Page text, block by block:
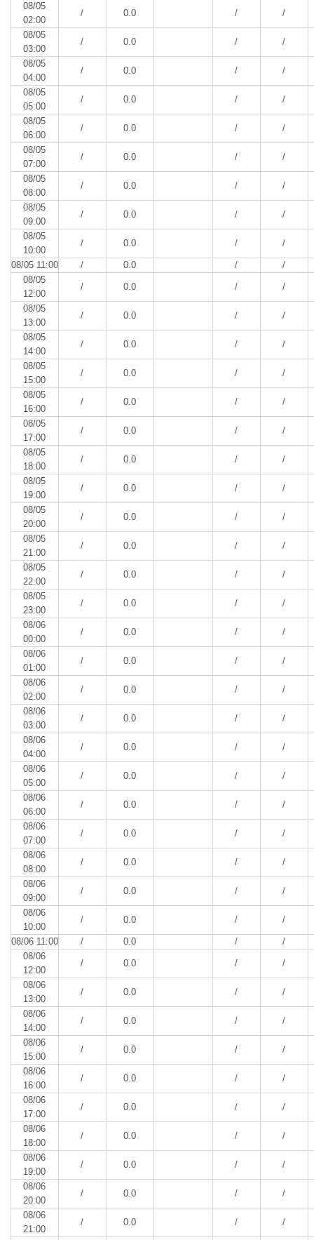
08/05
02:00
/ 0.0 / /
08/05
03:00
/ 0.0 / /
08/05
04:00
/ 0.0 / /
08/05
05:00
/ 0.0 / /
08/05
06:00
/ 0.0 / /
08/05
07:00
/ 0.0 / /
08/05
08:00
/ 0.0 / /
08/05
09:00
/ 0.0 / /
08/05
10:00
/ 0.0 / /
08/05 11:00 / 0.0 /
/
08/05
12:00
/ 0.0 / /
08/05
13:00
/ 0.0 / /
08/05
14:00
/ 0.0 / /
08/05
15:00
/ 0.0 / /
08/05
16:00
/ 0.0 / /
08/05
17:00
/ 0.0 / /
08/05
18:00
/ 0.0 / /
08/05
19:00
/ 0.0 / /
08/05
20:00
/ 0.0 / /
08/05
21:00
/ 0.0 / /
08/05
22:00
/ 0.0 / /
08/05
23:00
/ 0.0 / /
08/06
00:00
/ 0.0 / /
08/06
01:00
/ 0.0 / /
08/06
02:00
/ 0.0 / /
08/06
03:00
/ 0.0 / /
08/06
04:00
/ 0.0 / /
08/06
05:00
/ 0.0 / /
08/06
06:00
/ 0.0 / /
08/06
07:00
/ 0.0 / /
08/06
08:00
/ 0.0 / /
08/06
09:00
/ 0.0 / /
08/06
10:00
/ 0.0 / /
08/06 11:00 / 0.0 /
/
08/06
12:00
/ 0.0 / /
08/06
13:00
/ 0.0 / /
08/06
14:00
/ 0.0 / /
08/06
15:00
/ 0.0 / /
08/06
16:00
/ 0.0 / /
08/06
17:00
/ 0.0 / /
08/06
18:00
/ 0.0 / /
08/06
19:00
/ 0.0 / /
08/06
20:00
/ 0.0 / /
08/06
21:00
/ 0.0 / /